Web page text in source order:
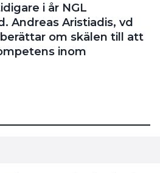
i år NGL
Andreas Aristiadis, vd
om skälen till att
inom